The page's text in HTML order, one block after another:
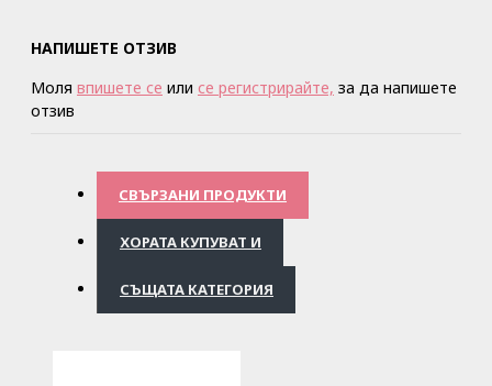
НАПИШЕТЕ ОТЗИВ
Моля впишете се или се регистрирайте, за да напишете
отзив
СВЪРЗАНИ ПРОДУКТИ
ХОРАТА КУПУВАТ И
СЪЩАТА КАТЕГОРИЯ